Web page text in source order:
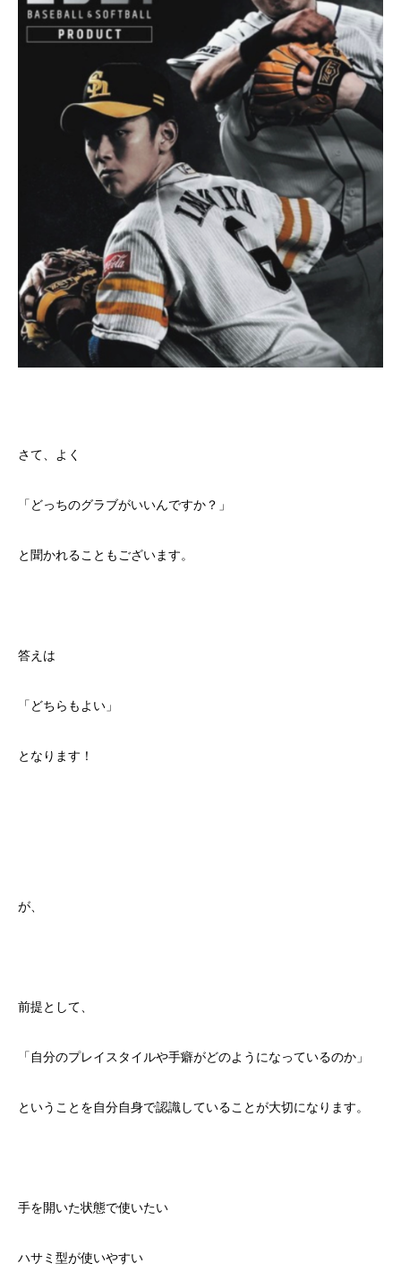
さて、よく
「どっちのグラブがいいんですか？」
と聞かれることもございます。
答えは
「どちらもよい」
となります！
が、
前提として、
「自分のプレイスタイルや手癖がどのようになっているのか」
ということを自分自身で認識していることが大切になります。
手を開いた状態で使いたい
ハサミ型が使いやすい